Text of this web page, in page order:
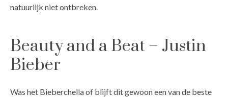
natuurlijk niet ontbreken.
Beauty and a Beat – Justin
Bieber
Was het Bieberchella of blijft dit gewoon een van de beste